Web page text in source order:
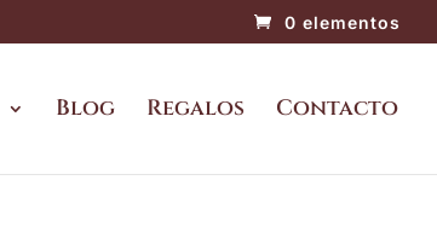
0 elementos
Blog Regalos Contacto